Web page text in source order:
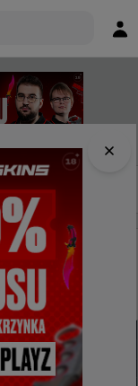
Poczekalnia
kończy